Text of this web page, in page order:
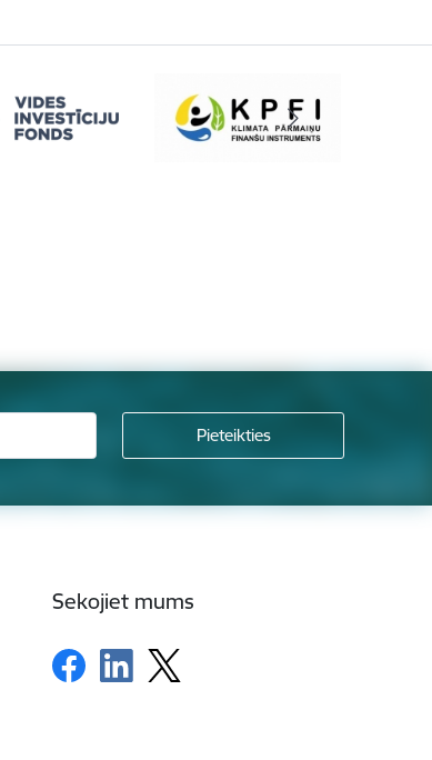
Sekojiet mums